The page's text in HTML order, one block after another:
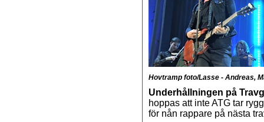
Hovtramp foto/Lasse - Andreas,
Underhållningen på
hoppas att inte ATG tar
för nån rappare på nästa